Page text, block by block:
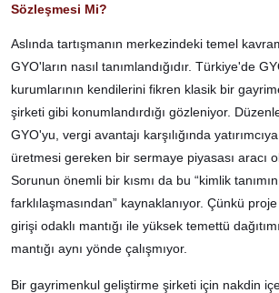
Sözleşmesi Mi?
Aslında tartışmanın merkezindeki temel
GYO'ların nasıl tanımlandığıdır. Türkiye'de
kurumlarının kendilerini fikren klasik bir
şirketi gibi konumlandırdığı gözleniyor.
GYO'yu, vergi avantajı karşılığında
üretmesi gereken bir sermaye piyasası aracı
Sorunun önemli bir kısmı da bu “kimlik
farklılaşmasından” kaynaklanıyor. Çünkü
girişi odaklı mantığı ile yüksek temettü
mantığı aynı yönde çalışmıyor.
Bir gayrimenkul geliştirme şirketi için nakdin